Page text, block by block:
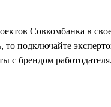
Совкомбанка в
подключайте
с брендом работодателя.